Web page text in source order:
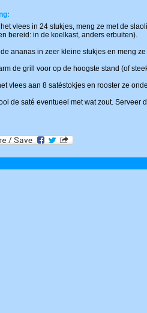
vlees in 24 stukjes, meng ze met de
bereid: in de koelkast, anders erbuiten).
ananas in zeer kleine stukjes en meng
de grill voor op de hoogste stand (of
vlees aan 8 satéstokjes en rooster ze
de saté eventueel met wat zout. Serveer